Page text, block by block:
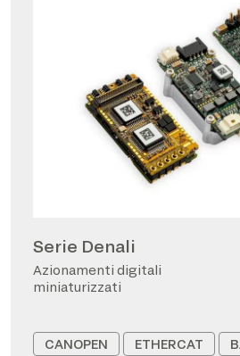
Serie Denali
Azionamenti digitali
miniaturizzati
CANOPEN ETHERCAT